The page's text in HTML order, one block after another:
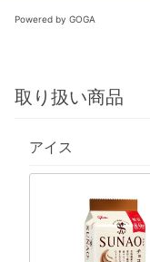
Powered by GOGA
取り扱い商品
アイス